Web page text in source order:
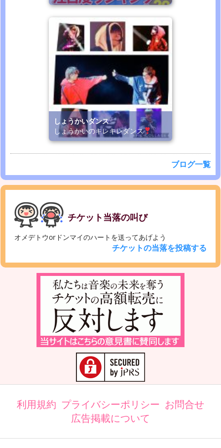
しょうかいダンス
しょうかいのキレキレダンス
ブログ一覧
チケット当落の叫び
オメデトウorドンマイのハートを送ってあげよう
チケットの当落を投稿する
利用規約 プライバシーポリシー お問合せ
広告掲載について